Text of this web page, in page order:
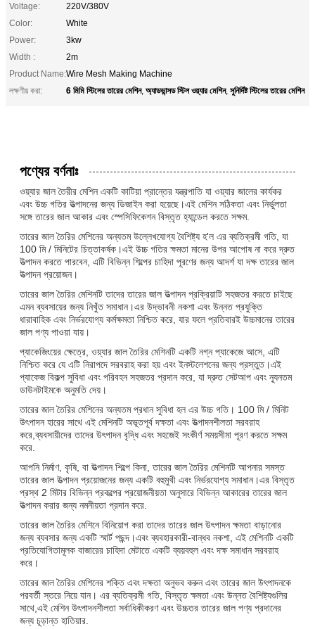
Voltage:
220V/380V
Color:
White
Power:
3kw
Width :
2m
Product Name:Wire Mesh Making Machine
লক্ষণীয় করা:
6 মিমি স্টিলের তারের মেশিন, অ্যাডভান্সড স্টিল ওয়্যার মেশিন, সুনির্দিষ্ট স্টিলের তারের মেশিন
পণ্যের বর্ণনাঃ
ওয়্যার জাল তৈরীর মেশিন একটি কাটিয়া প্রান্তের যন্ত্রপাতি যা ওয়্যার জালের কার্যকর
এবং উচ্চ গতির উত্পাদনের জন্য ডিজাইন করা হয়েছে।এই মেশিন সঠিকতা এবং নির্ভুলতা
সঙ্গে তারের জাল আকার এবং স্পেসিফিকেশন বিস্তৃত হ্যান্ডেল করতে সক্ষম.
তারের জাল তৈরির মেশিনের অন্যতম উল্লেখযোগ্য বৈশিষ্ট্য হ'ল এর ব্যতিক্রমী গতি, যা
100 মি / মিনিটের চিত্তাকর্ষক।এই উচ্চ গতির ক্ষমতা মানের উপর আপোষ না করে দ্রুত
উত্পাদন করতে পারবেন, এটি বিভিন্ন শিল্পের চাহিদা পূরণের জন্য আদর্শ যা দক্ষ তারের জাল
উত্পাদন প্রয়োজন।
তারের জাল তৈরির মেশিনটি তাদের তারের জাল উত্পাদন প্রক্রিয়াটি সহজতর করতে চাইছে
এমন ব্যবসায়ের জন্য নিখুঁত সমাধান।এর উদ্ভাবনী নকশা এবং উন্নত প্রযুক্তি
ধারাবাহিক এবং নির্ভরযোগ্য কর্মক্ষমতা নিশ্চিত করে, যার ফলে প্রতিবারই উচ্চমানের তারের
জাল পণ্য পাওয়া যায়।
প্যাকেজিংয়ের ক্ষেত্রে, ওয়্যার জাল তৈরির মেশিনটি একটি নগ্ন প্যাকেজে আসে, এটি
নিশ্চিত করে যে এটি নিরাপদে সরবরাহ করা হয় এবং ইনস্টলেশনের জন্য প্রস্তুত।এই
প্যাকেজ বিকল্প সুবিধা এবং পরিবহন সহজতর প্রদান করে, যা দ্রুত সেটআপ এবং ন্যূনতম
ডাউনটাইমকে অনুমতি দেয়।
তারের জাল তৈরির মেশিনের অন্যতম প্রধান সুবিধা হল এর উচ্চ গতি। 100 মি / মিনিট
উৎপাদন হারের সাথে এই মেশিনটি অভূতপূর্ব দক্ষতা এবং উত্পাদনশীলতা সরবরাহ
করে,ব্যবসায়ীদের তাদের উৎপাদন বৃদ্ধি এবং সহজেই সংকীর্ণ সময়সীমা পূরণ করতে সক্ষম
করে.
আপনি নির্মাণ, কৃষি, বা উত্পাদন শিল্পে কিনা, তারের জাল তৈরির মেশিনটি আপনার সমস্ত
তারের জাল উত্পাদন প্রয়োজনের জন্য একটি বহুমুখী এবং নির্ভরযোগ্য সমাধান।এর বিস্তৃত
প্রস্থ 2 মিটার বিভিন্ন প্রকল্পের প্রয়োজনীয়তা অনুসারে বিভিন্ন আকারের তারের জাল
উত্পাদন করার জন্য নমনীয়তা প্রদান করে.
তারের জাল তৈরির মেশিনে বিনিয়োগ করা তাদের তারের জাল উৎপাদন ক্ষমতা বাড়ানোর
জন্য ব্যবসার জন্য একটি স্মার্ট পছন্দ।এবং ব্যবহারকারী-বান্ধব নকশা, এই মেশিনটি একটি
প্রতিযোগিতামূলক বাজারের চাহিদা মেটাতে একটি ব্যয়বহুল এবং দক্ষ সমাধান সরবরাহ
করে।
তারের জাল তৈরির মেশিনের শক্তি এবং দক্ষতা অনুভব করুন এবং তারের জাল উৎপাদনকে
পরবর্তী স্তরে নিয়ে যান। এর ব্যতিক্রমী গতি, বিস্তৃত ক্ষমতা এবং উন্নত বৈশিষ্ট্যগুলির
সাথে,এই মেশিন উৎপাদনশীলতা সর্বাধিকীকরণ এবং উচ্চতর তারের জাল পণ্য প্রদানের
জন্য চূড়ান্ত হাতিয়ার.